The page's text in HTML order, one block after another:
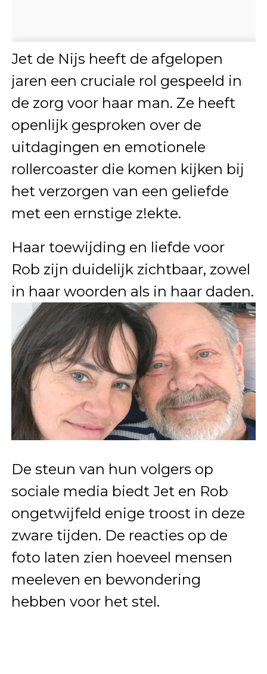
Jet de Nijs heeft de afgelopen
jaren een cruciale rol gespeeld in
de zorg voor haar man. Ze heeft
openlijk gesproken over de
uitdagingen en emotionele
rollercoaster die komen kijken bij
het verzorgen van een geliefde
met een ernstige z!ekte.
Haar toewijding en liefde voor
Rob zijn duidelijk zichtbaar, zowel
in haar woorden als in haar daden.
De steun van hun volgers op
sociale media biedt Jet en Rob
ongetwijfeld enige troost in deze
zware tijden. De reacties op de
foto laten zien hoeveel mensen
meeleven en bewondering
hebben voor het stel.